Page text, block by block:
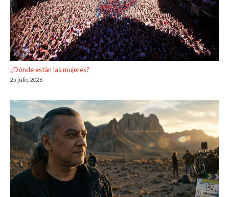
¿Dónde están las mujeres?
25 julio, 2026